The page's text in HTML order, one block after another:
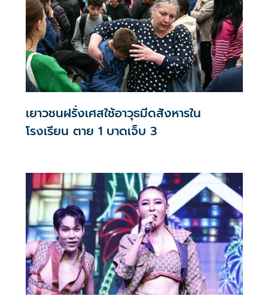
เยาวชนฝรั่งเศสใช้อาวุธมีดสังหารใน
โรงเรียน ตาย 1 บาดเจ็บ 3